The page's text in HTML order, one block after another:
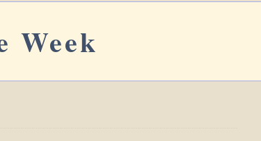
Week